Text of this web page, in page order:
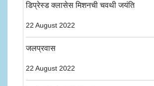
डिप्रेस्ड क्लासेस मिशनची चवथी जयंति
22 August 2022
जलप्रवास
22 August 2022